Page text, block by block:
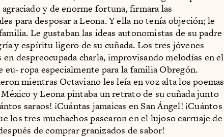
y de enorme fortuna, firmara las
para desposar a Leona. Y ella no tenía objeción; le
Le gustaban las ideas autonomistas de su padre
y espíritu ligero de su cuñada. Los tres jóvenes
despreocupada charla, improvisando melodías en el
ropa especialmente para la familia Obregón.
mientras Octaviano les leía en voz alta los poemas
y Leona pintaba un retrato de su cuñada junto
saraos! ¡Cuántas jamaicas en San Ángel! ¡Cuántos
los tres muchachos pasearon en el lujoso carruaje de
de comprar granizados de sabor!